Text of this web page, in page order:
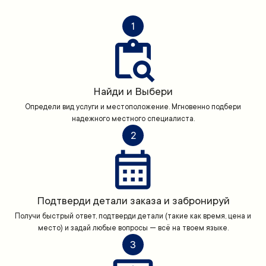
1
Найди и Выбери
Определи вид услуги и местоположение. Мгновенно подбери
надежного местного специалиста.
2
Подтверди детали заказа и забронируй
Получи быстрый ответ, подтверди детали (такие как время, цена и
место) и задай любые вопросы — всё на твоем языке.
3